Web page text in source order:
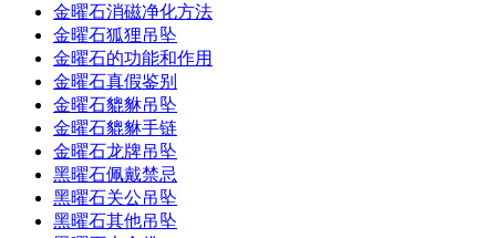
金曜石消磁净化方法
金曜石狐狸吊坠
金曜石的功能和作用
金曜石真假鉴别
金曜石貔貅吊坠
金曜石貔貅手链
金曜石龙牌吊坠
黑曜石佩戴禁忌
黑曜石关公吊坠
黑曜石其他吊坠